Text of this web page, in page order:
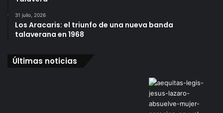
31 julio, 2026
Los Aracaris: el triunfo de una nueva banda
talaverana en 1968
Últimas noticias